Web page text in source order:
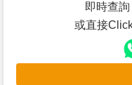
即時查
或直接